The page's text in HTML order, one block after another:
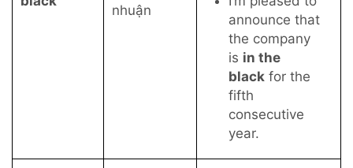
nhuận
announce that
the company
is in the
black for the
fifth
consecutive
year.